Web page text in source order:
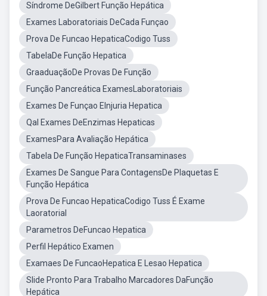
Síndrome DeGilbert Função Hepática
Exames Laboratoriais DeCada Funçao
Prova De Funcao HepaticaCodigo Tuss
TabelaDe Função Hepatica
GraaduaçãoDe Provas De Função
Função Pancreática ExamesLaboratoriais
Exames De Funçao EInjuria Hepatica
Qal Exames DeEnzimas Hepaticas
ExamesPara Avaliação Hepática
Tabela De Função HepaticaTransaminases
Exames De Sangue Para ContagensDe Plaquetas E
Função Hepática
Prova De Funcao HepaticaCodigo Tuss É Exame
Laoratorial
Parametros DeFuncao Hepatica
Perfil Hepático Examen
Examaes De FuncaoHepatica E Lesao Hepatica
Slide Pronto Para Trabalho Marcadores DaFunção
Hepática